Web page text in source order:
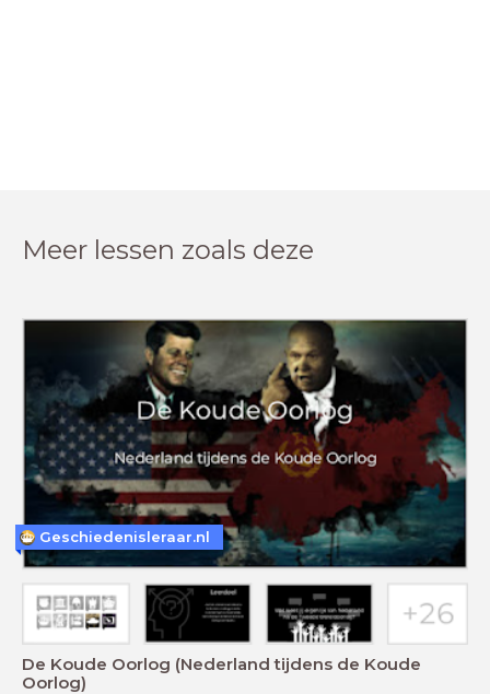
Meer lessen zoals deze
De Koude Oorlog (Nederland tijdens de Koude
Oorlog)
Geschiedenisleraar.nl